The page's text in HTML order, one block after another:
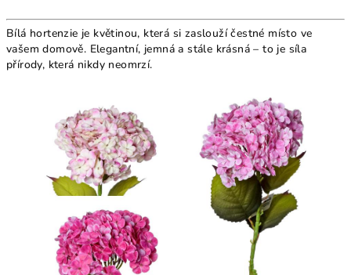
Bílá hortenzie je květinou, která si zaslouží čestné místo ve
vašem domově. Elegantní, jemná a stále krásná – to je síla
přírody, která nikdy neomrzí.